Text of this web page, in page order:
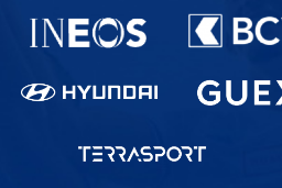
Partenaires du lausanne-Sport